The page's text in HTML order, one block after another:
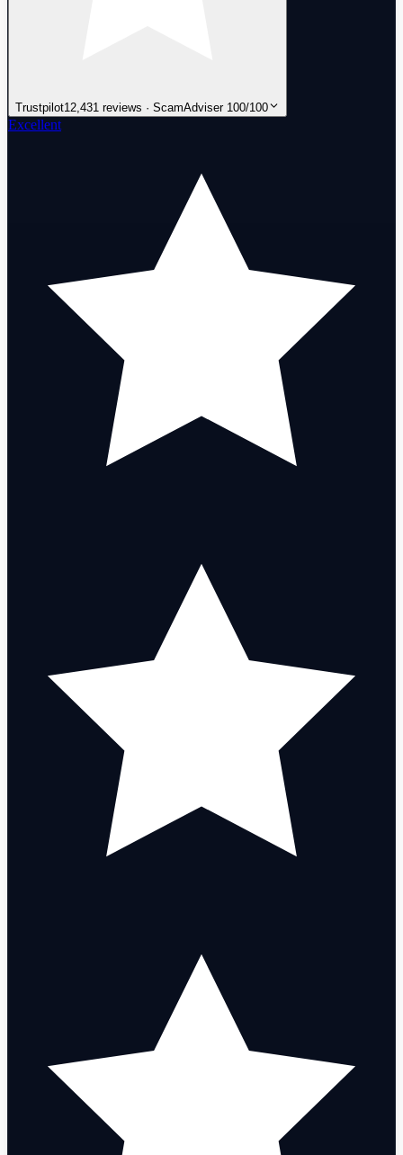
Trustpilot12,431 reviews · ScamAdviser 100/100
Excellent